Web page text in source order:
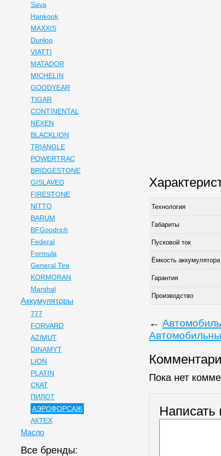
Технология
Габариты
Пусковой ток
Ёмкость аккумулятора
Гарантия
Производство
←
Пока нет
Написать
Sava
Hankook
MAXXIS
Dunlop
VIATTI
MATADOR
MICHELIN
GOODYEAR
TIGAR
CONTINENTAL
NEXEN
BLACKLION
TRIANGLE
POWERTRAC
BRIDGESTONE
GISLAVED
FIRESTONE
NITTO
BARUM
BFGoodrich
Federal
Formula
General Tire
KORMORAN
Marshal
Аккумуляторы
777
FORVARD
AZIMUT
DINAMYT
LION
PLATIN
СКАТ
ПИЛОТ
АЭРОФОРСАЖ
АКТЕХ
Масло
Все бренды: